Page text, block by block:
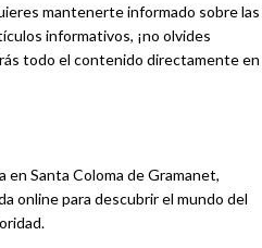
mantenerte informado sobre las
informativos, ¡no olvides
todo el contenido directamente en
Santa Coloma de Gramanet,
online para descubrir el mundo del